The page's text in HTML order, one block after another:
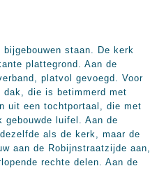
staan. De kerk
plattegrond. Aan de
platvol gevoegd. Voor
die is betimmerd met
uit een tochtportaal, die met
gebouwde luifel. Aan de
als de kerk, maar de
aan de Robijnstraatzijde aan,
rechte delen. Aan de